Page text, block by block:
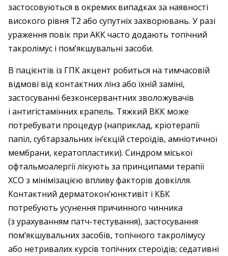
застосовуються в ­окремих ­випадках за наявності
високого рівня T2 або супутніх захворювань. У разі
ураження повік при АКК часто додають топічний
такролімус і пом’якшувальні засоби.
В пацієнтів із ГПК акцент робиться на тимчасовій
відмові від контактних лінз або їхній заміні,
застосуванні безконсервантних зволожувачів
і антигістамінних крапель. Тяжкий ВКК може
потребувати процедур (наприклад, кріотерапії
папіл, субтарзальних ін’єкцій стероїдів, амніотичної
мембрани, кератопластики). Синдром міської
офтальмоалергії лікують за принципами терапії
ХСО з мінімізацією впливу факторів довкілля.
Контактний дерматокон’юнктивіт і КБК
потребують усунення причинного чинника
(з урахуванням патч-тестування), застосування
пом’якшувальних засобів, топічного такролімусу
або нетривалих курсів топічних стероїдів; седативні